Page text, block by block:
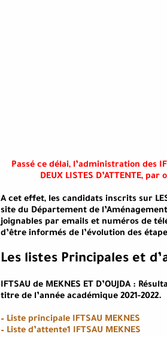
Passé ce délai, l’administration des
DEUX LISTES D’ATTENTE,
A cet effet, les candidats inscrits sur
site du Département de
joignables par emails et numéros de
d’être informés de l’évolution des
Les listes Principales et
IFTSAU de MEKNES ET D’OUJDA :
titre de l’année académique 2021-2022.
– Liste principale IFTSAU MEKNES
– Liste d’attente1 IFTSAU MEKNES